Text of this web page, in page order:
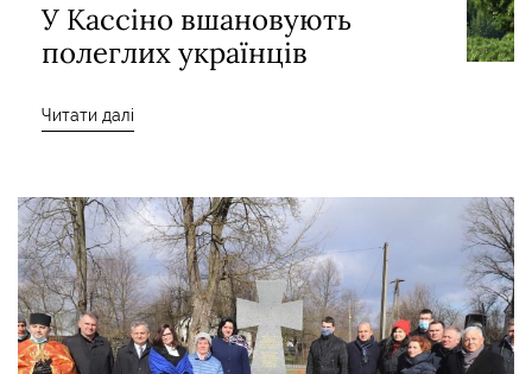
У Кассіно вшановують
полеглих українців
Читати далі